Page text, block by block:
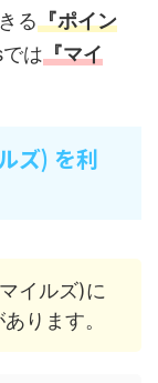
る『ポイン
は『マイ
ズ) を利
イルズ)に
ります。